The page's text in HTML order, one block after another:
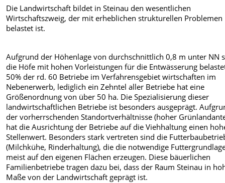
Die Landwirtschaft bildet in Steinau den wesentlichen
Wirtschaftszweig, der mit erheblichen strukturellen Problemen
belastet ist.
Aufgrund der Höhenlage von durchschnittlich 0,8 m unter NN
die Höfe mit hohen Vorleistungen für die Entwässerung
50% der rd. 60 Betriebe im Verfahrensgebiet wirtschaften im
Nebenerwerb, lediglich ein Zehntel aller Betriebe hat eine
Größenordnung von über 50 ha. Die Spezialisierung dieser
landwirtschaftlichen Betriebe ist besonders ausgeprägt.
der vorherrschenden Standortverhältnisse (hoher
hat die Ausrichtung der Betriebe auf die Viehhaltung einen
Stellenwert. Besonders stark vertreten sind die
(Milchkühe, Rinderhaltung), die die notwendige
meist auf den eigenen Flächen erzeugen. Diese bäuerlichen
Familienbetriebe tragen dazu bei, dass der Raum Steinau in
Maße von der Landwirtschaft geprägt ist.